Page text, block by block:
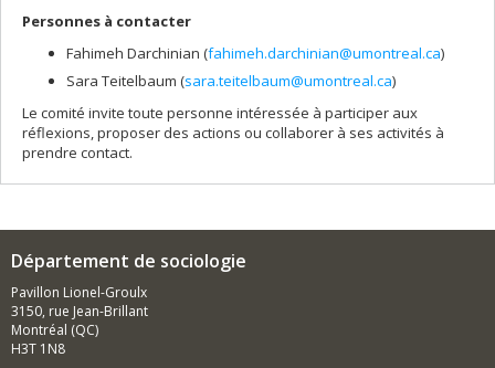
Personnes à contacter
Fahimeh Darchinian (fahimeh.darchinian@umontreal.ca)
Sara Teitelbaum (sara.teitelbaum@umontreal.ca)
Le comité invite toute personne intéressée à participer aux
réflexions, proposer des actions ou collaborer à ses activités à
prendre contact.
Département de sociologie
Pavillon Lionel-Groulx
3150, rue Jean-Brillant
Montréal (QC)
H3T 1N8